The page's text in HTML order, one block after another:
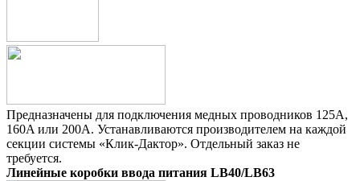
Предназначены для подключения медных проводников 125A,
160A или 200A. Устанавливаются производителем на каждой
секции системы «Клик-Дактор». Отдельный заказ не
требуется.
Линейные коробки ввода питания LB40/LB63